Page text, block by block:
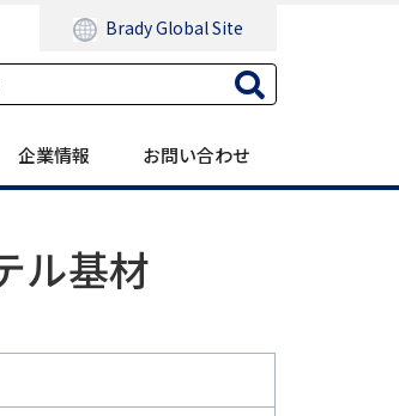
Brady Global Site
企業情報 お問い合わせ
ル基材